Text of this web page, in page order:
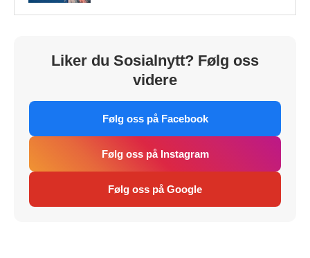
Liker du Sosialnytt? Følg oss
videre
Følg oss på Facebook
Følg oss på Instagram
Følg oss på Google